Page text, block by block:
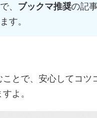
で、 ブックマ推奨の記
ます。
とで、安心してコツ
よ。